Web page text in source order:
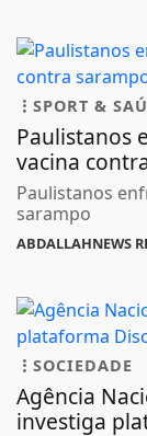
SPORT &
Paulistanos
vacina
Paulistanos
sarampo
ABDALLAHNEWS
SOCIEDADE
Agência
investiga